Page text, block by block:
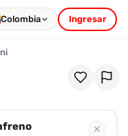
Colombia Ingresar
✕